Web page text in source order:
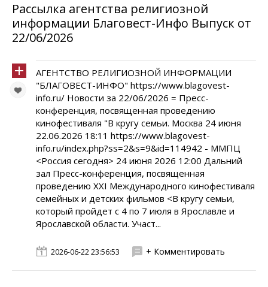
Рассылка агентства религиозной
информации Благовест-Инфо Выпуск от
22/06/2026
АГЕНТСТВО РЕЛИГИОЗНОЙ ИНФОРМАЦИИ
"БЛАГОВЕСТ-ИНФО" https://www.blagovest-
info.ru/ Новости за 22/06/2026 = Пресс-
конференция, посвященная проведению
кинофестиваля "В кругу семьи. Москва 24 июня
22.06.2026 18:11 https://www.blagovest-
info.ru/index.php?ss=2&s=9&id=114942 - ММПЦ
<Россия сегодня> 24 июня 2026 12:00 Дальний
зал Пресс-конференция, посвященная
проведению XХI Международного кинофестиваля
семейных и детских фильмов <В кругу семьи,
который пройдет с 4 по 7 июля в Ярославле и
Ярославской области. Участ...
2026-06-22 23:56:53 + Комментировать